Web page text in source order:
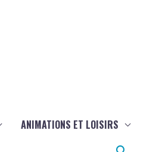
ANIMATIONS ET LOISIRS